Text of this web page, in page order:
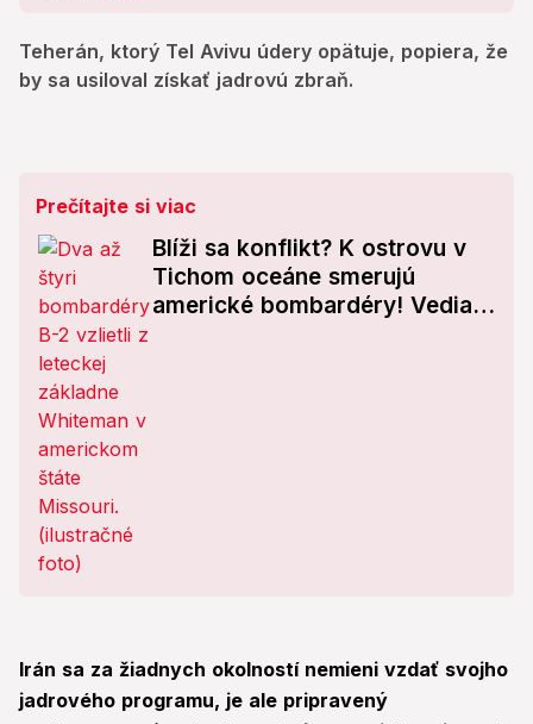
Teherán, ktorý Tel Avivu údery opätuje, popiera, že
by sa usiloval získať jadrovú zbraň.
Prečítajte si viac
Blíži sa konflikt? K ostrovu v
Tichom oceáne smerujú
americké bombardéry! Vedia
Irán sa za žiadnych okolností nemieni vzdať svojho
jadrového programu, je ale pripravený